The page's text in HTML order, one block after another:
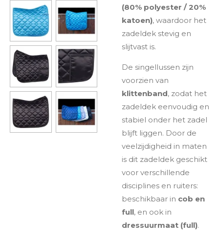
(80% polyester / 20%
katoen), waardoor het
zadeldek stevig en
slijtvast is.
De singellussen zijn
voorzien van
klittenband, zodat het
zadeldek eenvoudig en
stabiel onder het zadel
blijft liggen. Door de
veelzijdigheid in maten
is dit zadeldek geschikt
voor verschillende
disciplines en ruiters:
beschikbaar in cob en
full, en ook in
dressuurmaat (full).